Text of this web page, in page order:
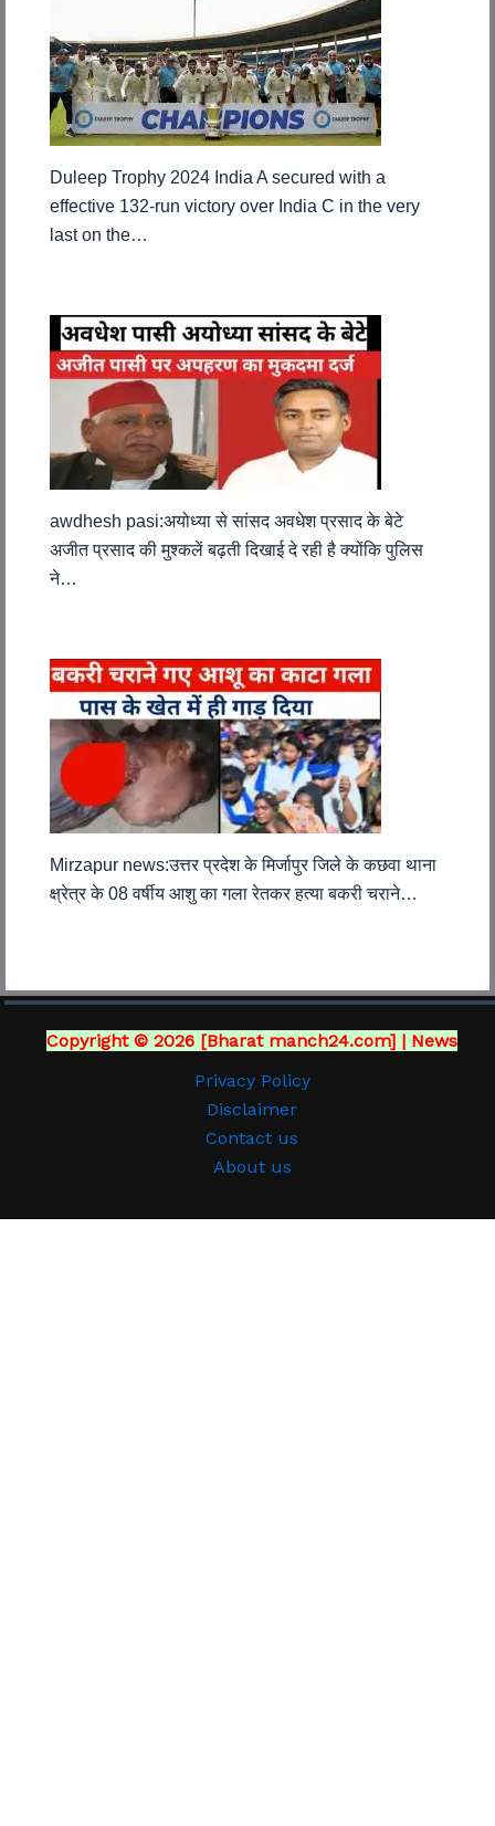
Duleep Trophy 2024 India A secured with a
effective 132-run victory over India C in the very
last on the…
awdhesh pasi:अयोध्या से सांसद अवधेश प्रसाद के बेटे
अजीत प्रसाद की मुश्कलें बढ़ती दिखाई दे रही है क्योंकि पुलिस
ने…
Mirzapur news:उत्तर प्रदेश के मिर्जापुर जिले के कछवा थाना
क्ष्रेत्र के 08 वर्षीय आशु का गला रेतकर हत्या बकरी चराने…
Copyright © 2026 [Bharat manch24.com] | News
Privacy Policy
Disclaimer
Contact us
About us